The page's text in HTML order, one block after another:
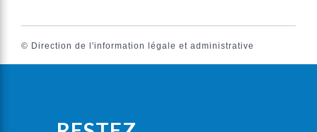
© Direction de l'information légale et administrative